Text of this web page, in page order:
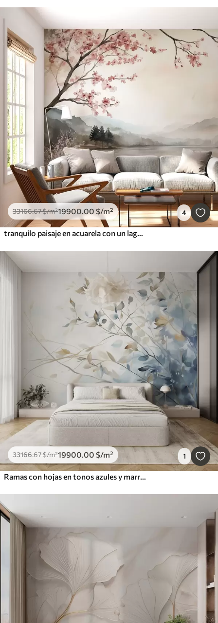
33166.67$/m²19900.00 $/m² 4
tranquilo paisaje en acuarela con un lago y un árbol en flor
33166.67$/m²19900.00 $/m² 1
Ramas con hojas en tonos azules y marrones, fondo claro, suave y delicado, estilo acuarela